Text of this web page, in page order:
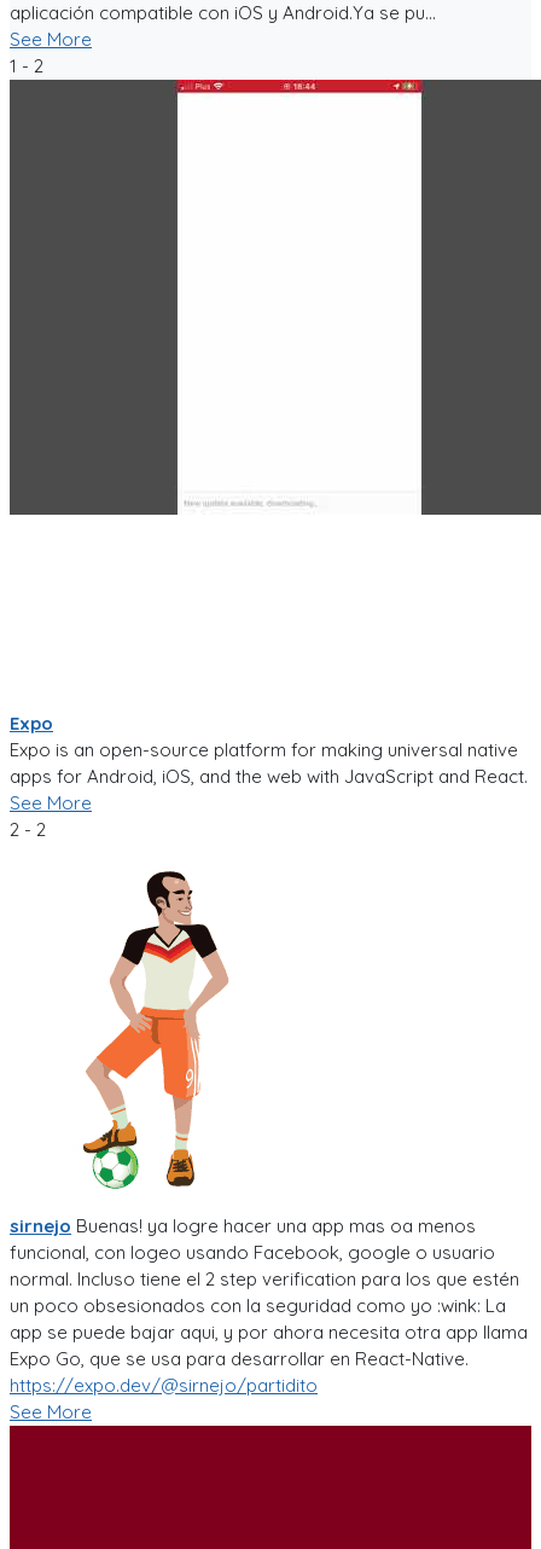
aplicación compatible con iOS y Android.Ya se pu...
See More
1 - 2
Expo
Expo is an open-source platform for making universal native
apps for Android, iOS, and the web with JavaScript and React.
See More
2 - 2
sirnejo Buenas! ya logre hacer una app mas oa menos
funcional, con logeo usando Facebook, google o usuario
normal. Incluso tiene el 2 step verification para los que estén
un poco obsesionados con la seguridad como yo :wink: La
app se puede bajar aqui, y por ahora necesita otra app llama
Expo Go, que se usa para desarrollar en React-Native.
https://expo.dev/@sirnejo/partidito
See More